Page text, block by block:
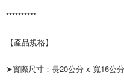
**********
【產品規格】
➤實際尺寸：長20公分 x 寬16公